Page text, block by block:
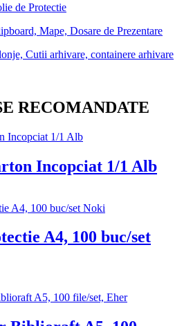
de Protectie
Mape, Dosare de Prezentare
Cutii arhivare, containere arhivare
RECOMANDATE
Incopciat 1/1 Alb
A4, 100 buc/set